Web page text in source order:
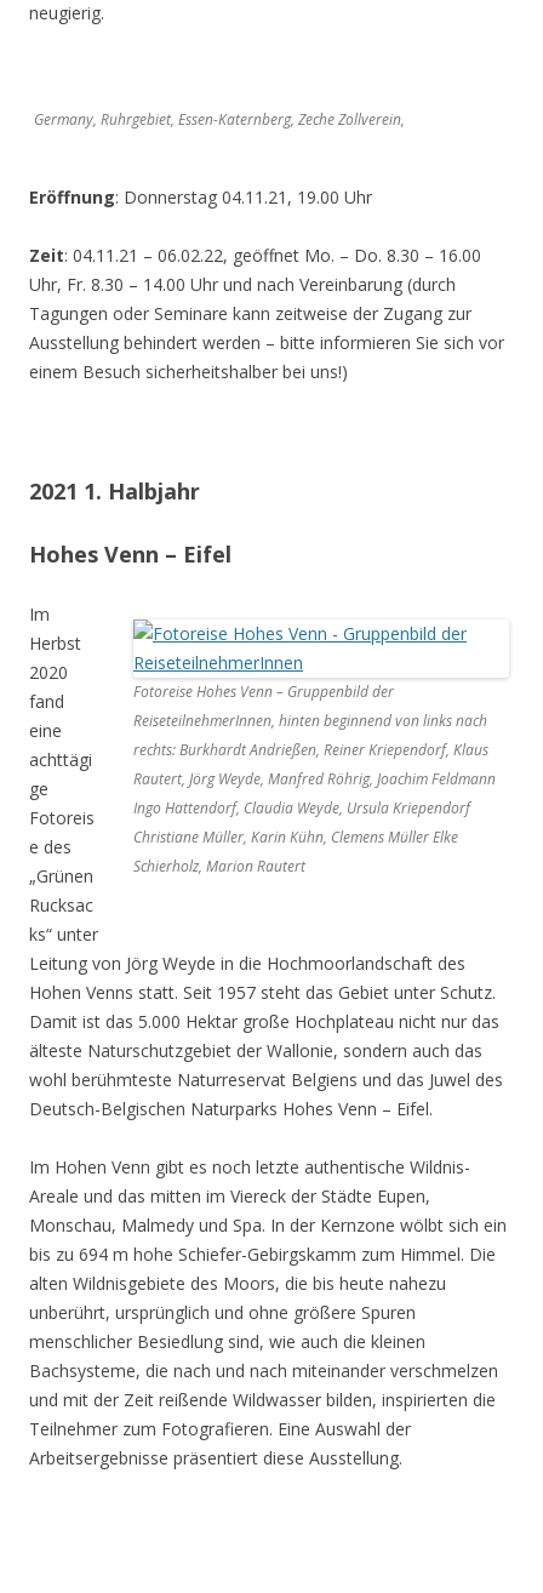
neugierig.
Germany, Ruhrgebiet, Essen-Katernberg, Zeche Zollverein,
Eröffnung: Donnerstag 04.11.21, 19.00 Uhr
Zeit: 04.11.21 – 06.02.22, geöffnet Mo. – Do. 8.30 – 16.00
Uhr, Fr. 8.30 – 14.00 Uhr und nach Vereinbarung (durch
Tagungen oder Seminare kann zeitweise der Zugang zur
Ausstellung behindert werden – bitte informieren Sie sich vor
einem Besuch sicherheitshalber bei uns!)
2021 1. Halbjahr
Hohes Venn – Eifel
Fotoreise Hohes Venn – Gruppenbild der
ReiseteilnehmerInnen, hinten beginnend von links nach
rechts: Burkhardt Andrießen, Reiner Kriependorf, Klaus
Rautert, Jörg Weyde, Manfred Röhrig, Joachim Feldmann
Ingo Hattendorf, Claudia Weyde, Ursula Kriependorf
Christiane Müller, Karin Kühn, Clemens Müller Elke
Schierholz, Marion Rautert
Im
Herbst
2020
fand
eine
achttägi
ge
Fotoreis
e des
„Grünen
Rucksac
ks“ unter
Leitung von Jörg Weyde in die Hochmoorlandschaft des
Hohen Venns statt. Seit 1957 steht das Gebiet unter Schutz.
Damit ist das 5.000 Hektar große Hochplateau nicht nur das
älteste Naturschutzgebiet der Wallonie, sondern auch das
wohl berühmteste Naturreservat Belgiens und das Juwel des
Deutsch-Belgischen Naturparks Hohes Venn – Eifel.
Im Hohen Venn gibt es noch letzte authentische Wildnis-
Areale und das mitten im Viereck der Städte Eupen,
Monschau, Malmedy und Spa. In der Kernzone wölbt sich ein
bis zu 694 m hohe Schiefer-Gebirgskamm zum Himmel. Die
alten Wildnisgebiete des Moors, die bis heute nahezu
unberührt, ursprünglich und ohne größere Spuren
menschlicher Besiedlung sind, wie auch die kleinen
Bachsysteme, die nach und nach miteinander verschmelzen
und mit der Zeit reißende Wildwasser bilden, inspirierten die
Teilnehmer zum Fotografieren. Eine Auswahl der
Arbeitsergebnisse präsentiert diese Ausstellung.